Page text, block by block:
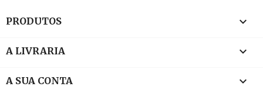
PRODUTOS 
A LIVRARIA 
A SUA CONTA 